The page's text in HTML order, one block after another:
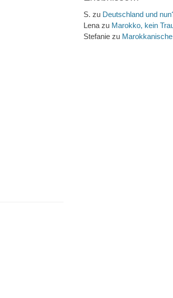
S. zu Deutschland und
Lena zu Marokko, kein
Stefanie zu